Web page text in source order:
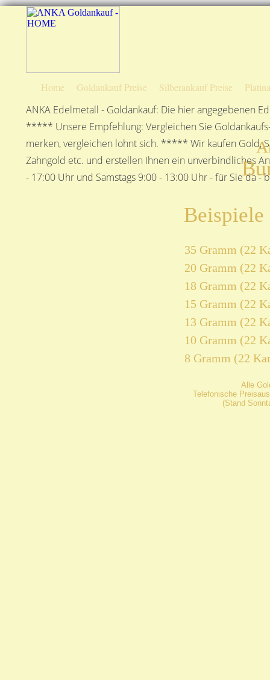
Home Goldankauf Preise Silberankauf Preise
ANKA Edelmetall - Goldankauf: Die hier angegebenen
***** Unsere Empfehlung: Vergleichen Sie
merken, vergleichen lohnt sich. ***** Wir kaufen Gold,
Zahngold etc. und erstellen Ihnen ein unverbindliches
- 17:00 Uhr und Samstags 9:00 - 13:00 Uhr - für Sie
35 Gramm (22
20 Gramm (22
18 Gramm (22
15 Gramm (22
13 Gramm (22
10 Gramm (22
8 Gramm (22
Alle
Telefonische
(Stand